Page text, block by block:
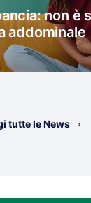
non è
addominale
tutte le News